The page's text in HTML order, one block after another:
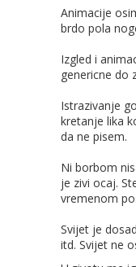
PS. jesi
EDIT: i
Nisam,
Znaći ostali
Animacije
brdo pola
Izgled i
genericne do
Istrazivanje
kretanje lika
da ne pisem.
Ni borbom
je zivi ocaj.
vremenom
Svijet je
itd. Svijet ne